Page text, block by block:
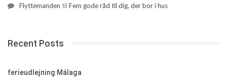
Flyttemanden til Fem gode råd til dig, der bor i hus
Recent Posts
ferieudlejning Málaga